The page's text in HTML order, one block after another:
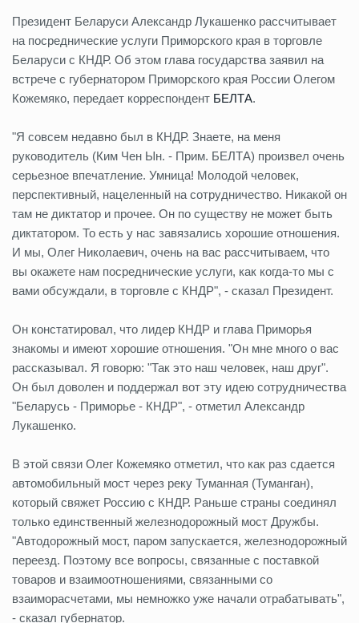
Президент Беларуси Александр Лукашенко рассчитывает
на посреднические услуги Приморского края в торговле
Беларуси с КНДР. Об этом глава государства заявил на
встрече с губернатором Приморского края России Олегом
Кожемяко, передает корреспондент БЕЛТА.
"Я совсем недавно был в КНДР. Знаете, на меня
руководитель (Ким Чен Ын. - Прим. БЕЛТА) произвел очень
серьезное впечатление. Умница! Молодой человек,
перспективный, нацеленный на сотрудничество. Никакой он
там не диктатор и прочее. Он по существу не может быть
диктатором. То есть у нас завязались хорошие отношения.
И мы, Олег Николаевич, очень на вас рассчитываем, что
вы окажете нам посреднические услуги, как когда-то мы с
вами обсуждали, в торговле с КНДР", - сказал Президент.
Он констатировал, что лидер КНДР и глава Приморья
знакомы и имеют хорошие отношения. "Он мне много о вас
рассказывал. Я говорю: "Так это наш человек, наш друг".
Он был доволен и поддержал вот эту идею сотрудничества
"Беларусь - Приморье - КНДР", - отметил Александр
Лукашенко.
В этой связи Олег Кожемяко отметил, что как раз сдается
автомобильный мост через реку Туманная (Туманган),
который свяжет Россию с КНДР. Раньше страны соединял
только единственный железнодорожный мост Дружбы.
"Автодорожный мост, паром запускается, железнодорожный
переезд. Поэтому все вопросы, связанные с поставкой
товаров и взаимоотношениями, связанными со
взаиморасчетами, мы немножко уже начали отрабатывать",
- сказал губернатор.